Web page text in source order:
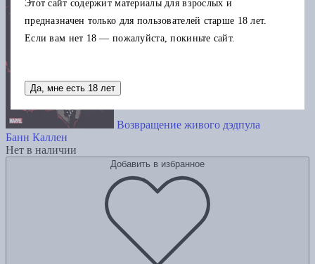
Возвращение живого дэдпула
Банн Каллен
Нет в наличии
Добавить в избранное
Этот сайт содержит материалы для взрослых и
предназначен только для пользователей старше 18 лет.
Если вам нет 18 — пожалуйста, покиньте сайт.
Да, мне есть 18 лет